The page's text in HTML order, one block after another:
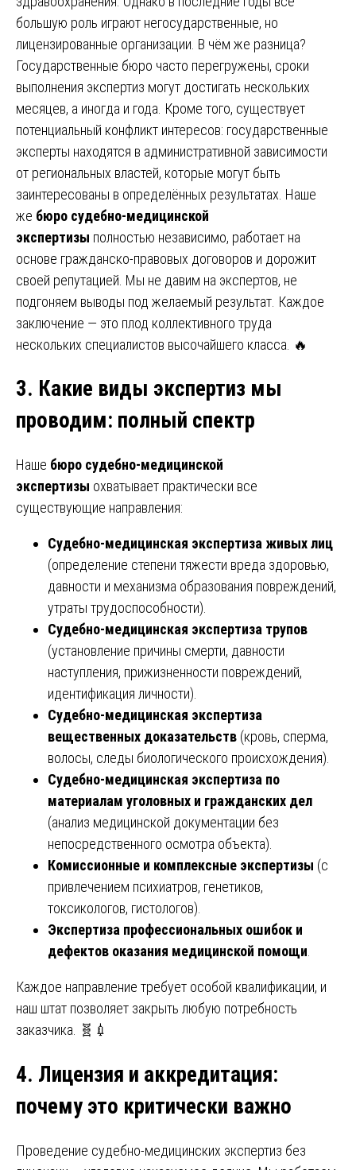
большую роль играют негосударственные, но
лицензированные организации. В чём же разница?
Государственные бюро часто перегружены, сроки
выполнения экспертиз могут достигать нескольких
месяцев, а иногда и года. Кроме того, существует
потенциальный конфликт интересов: государственные
эксперты находятся в административной зависимости
от региональных властей, которые могут быть
заинтересованы в определённых результатах. Наше
же бюро судебно-медицинской
экспертизы полностью независимо, работает на
основе гражданско-правовых договоров и дорожит
своей репутацией. Мы не давим на экспертов, не
подгоняем выводы под желаемый результат. Каждое
заключение — это плод коллективного труда
нескольких специалистов высочайшего класса. 🔥
3. Какие виды экспертиз мы
проводим: полный спектр
Наше бюро судебно-медицинской
экспертизы охватывает практически все
существующие направления:
Судебно-медицинская экспертиза живых лиц
(определение степени тяжести вреда здоровью,
давности и механизма образования повреждений,
утраты трудоспособности).
Судебно-медицинская экспертиза трупов
(установление причины смерти, давности
наступления, прижизненности повреждений,
идентификация личности).
Судебно-медицинская экспертиза
вещественных доказательств (кровь, сперма,
волосы, следы биологического происхождения).
Судебно-медицинская экспертиза по
материалам уголовных и гражданских дел
(анализ медицинской документации без
непосредственного осмотра объекта).
Комиссионные и комплексные экспертизы (с
привлечением психиатров, генетиков,
токсикологов, гистологов).
Экспертиза профессиональных ошибок и
дефектов оказания медицинской помощи.
Каждое направление требует особой квалификации, и
наш штат позволяет закрыть любую потребность
заказчика. 🧬💉
4. Лицензия и аккредитация:
почему это критически важно
Проведение судебно-медицинских экспертиз без